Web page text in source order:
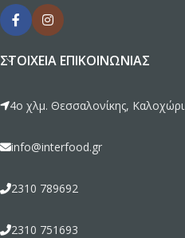
ΣΤΟΙΧΕΊΑ ΕΠΙΚΟΙΝΩΝΊΑΣ
4ο χλμ. Θεσσαλονίκης,
info@interfood.gr
2310 789692
2310 751693